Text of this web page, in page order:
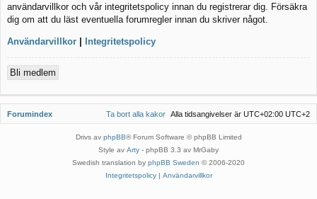
användarvillkor och vår integritetspolicy innan du registrerar dig. Försäkra
dig om att du läst eventuella forumregler innan du skriver något.
Användarvillkor | Integritetspolicy
Bli medlem
Forumindex Alla tidsangivelser är UTC+02:00 UTC+2
Ta bort alla kakor
Drivs av phpBB® Forum Software © phpBB Limited
Style av Arty - phpBB 3.3 av MrGaby
Swedish translation by phpBB Sweden © 2006-2020
Integritetspolicy| Användarvillkor